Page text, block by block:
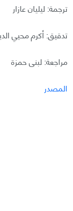
ترجمة: ليليان عازار
تدقيق: أكرم محيي
مراجعة: لبنى حمزة
المصدر